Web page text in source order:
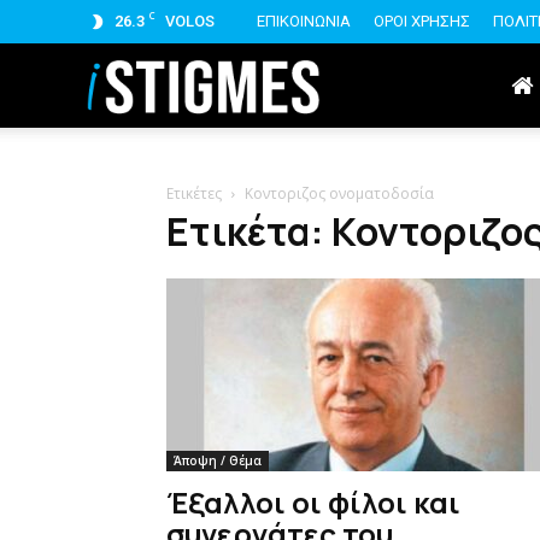
26.3 C VOLOS ΕΠΙΚΟΙΝΩΝΙΑ ΟΡΟΙ ΧΡΗΣΗΣ
istigmes
Ετικέτες Κοντοριζος ονοματοδοσία
Ετικέτα:
Άποψη / Θέμα
Έξαλλοι οι φίλοι και